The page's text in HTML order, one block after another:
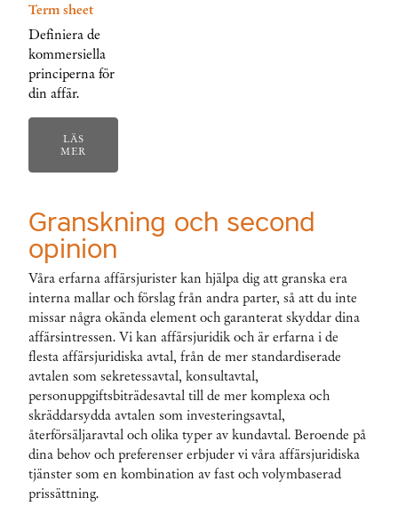
Term sheet
Definiera de
kommersiella
principerna för
din affär.
LÄS
MER
Granskning och second
opinion
Våra erfarna affärsjurister kan hjälpa dig att granska era
interna mallar och förslag från andra parter, så att du inte
missar några okända element och garanterat skyddar dina
affärsintressen. Vi kan affärsjuridik och är erfarna i de
flesta affärsjuridiska avtal, från de mer standardiserade
avtalen som sekretessavtal, konsultavtal,
personuppgiftsbiträdesavtal till de mer komplexa och
skräddarsydda avtalen som investeringsavtal,
återförsäljaravtal och olika typer av kundavtal. Beroende på
dina behov och preferenser erbjuder vi våra affärsjuridiska
tjänster som en kombination av fast och volymbaserad
prissättning.